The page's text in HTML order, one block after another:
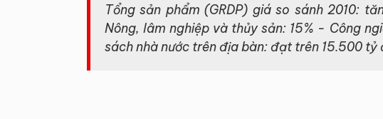
Tổng sản phẩm (GRDP) giá so sánh 2010:
Nông, lâm nghiệp và thủy sản: 15% - Công
sách nhà nước trên địa bàn: đạt trên 15.500 tỷ